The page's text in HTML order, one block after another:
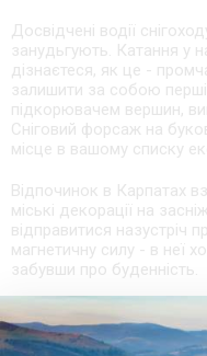
Досвідчені водії
занудьгують. Катання у
дізнаєтеся, як це -
залишити за собою
підкорювачем вершин,
Сніговий форсаж на
місце в вашому списку
Відпочинок в Карпатах
міські декорації на
відправитися назустріч
магнетичну силу - в неї
забувши про буденність.
Якщо Ви хочете
прогулянку на
відпочинок в Карпатах